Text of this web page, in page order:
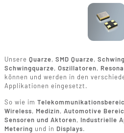
Unsere Quarze, SMD Quarze,
Schwingquarze, Oszillatoren,
können und werden in den
Applikationen eingesetzt.
So wie im
Wireless, Medizin, Automotive
Sensoren und Aktoren, Industrielle
Metering und in Displays.